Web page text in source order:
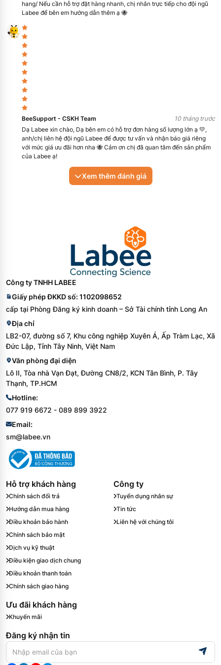
Tư vấn lựa chọn quy cách phù hợp.
Câu hỏi thường gặp (FAQ)
1. 2-Ethylhexyl 4-Hydroxybenzoate là gì?
Đây là một hóa chất thuộc nhóm este của acid 4-hydroxybenzoic
(thường gọi là 2-Ethylhexylparaben), được sử dụng cho các mục
đích nghiên cứu và tổng hợp trong phòng thí nghiệm.
2. 2-Ethylhexyl 4-Hydroxybenzoate thuộc danh mục nào trên
Sản phẩm được phân loại vào danh mục Hóa chất tinh khiết > Hợp
Sản phẩm đã có sẵn tài liệu An toàn (SDS). Chứng nhận phân tích
(COA) có thể được Labee hỗ trợ tra cứu theo lot/batch tùy thuộc
vào đợt cung cấp từ hãng TCI.
5. Nên bảo quản sản phẩm này như thế nào?
Theo tài liệu SDS, hóa chất cần được đậy kín nắp và lưu trữ ở khu
vực mát và tối.
6. Labee có hỗ trợ báo giá và tư vấn sản phẩm không?
Có, Labee luôn sẵn sàng tư vấn kỹ thuật và cung cấp báo giá chi
tiết cho các doanh nghiệp, phòng kiểm nghiệm và viện nghiên cứu.
Khuyến cáo: Thông tin kỹ thuật trên trang chỉ dùng cho mục đích
tham khảo và lựa chọn sản phẩm. Trước khi sử dụng trong quy
trình phân tích, nghiên cứu hoặc sản xuất chính thức, khách hàng
cần đối chiếu với SDS, COA, specification hoặc tài liệu chính thức
hang/ Nếu cần hỗ trợ đặt hàng nhanh, chị nhắn trực tiếp cho đội ngũ
Labee để bên em hướng dẫn thêm ạ 🐝
BeeSupport - CSKH Team
10 tháng trước
Dạ Labee xin chào, Dạ bên em có hỗ trợ đơn hàng số lượng lớn ạ 💛,
anh/chị liên hệ đội ngũ Labee để được tư vấn và nhận báo giá riêng
với mức giá ưu đãi hơn nha 🐝 Cảm ơn chị đã quan tâm đến sản phẩm
của Labee ạ!
Xem thêm đánh giá
Công ty TNHH LABEE
Giấy phép ĐKKD số: 1102098652
cấp tại Phòng Đăng ký kinh doanh – Sở Tài chính tỉnh Long An
Địa chỉ
LB2-07, đường số 7, Khu công nghiệp Xuyên Á, Ấp Tràm Lạc, Xã
Đức Lập, Tỉnh Tây Ninh, Việt Nam
Văn phòng đại diện
Lô II, Tòa nhà Vạn Đạt, Đường CN8/2, KCN Tân Bình, P. Tây
Thạnh, TP.HCM
Hotline:
077 919 6672 - 089 899 3922
Email:
sm@labee.vn
Hỗ trợ khách hàng
Chính sách đổi trả
Hướng dẫn mua hàng
Điều khoản bảo hành
Chính sách bảo mật
Dịch vụ kỹ thuật
Điều kiện giao dịch chung
Điều khoản thanh toán
Chính sách giao hàng
Công ty
Tuyển dụng nhân sự
Tin tức
Liên hệ với chúng tôi
Ưu đãi khách hàng
Khuyến mãi
Đăng ký nhận tin